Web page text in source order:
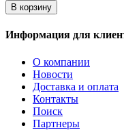
В корзину
Информация для
О компании
Новости
Доставка и оплата
Контакты
Поиск
Партнеры